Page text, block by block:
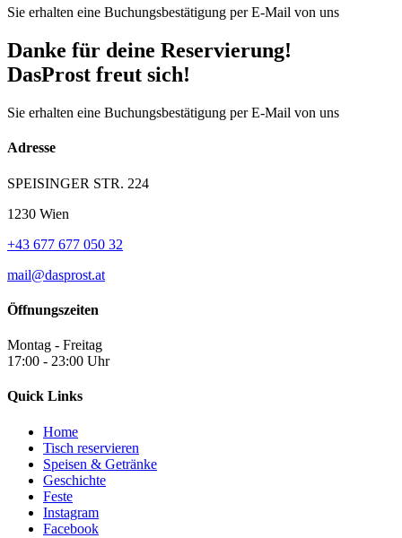
Sie erhalten eine Buchungsbestätigung per E-Mail von uns
Danke für deine Reservierung!
DasProst freut sich!
Sie erhalten eine Buchungsbestätigung per E-Mail von uns
Adresse
SPEISINGER STR. 224
1230 Wien
+43 677 677 050 32
mail@dasprost.at
Öffnungszeiten
Montag - Freitag
17:00 - 23:00 Uhr
Quick Links
Home
Tisch reservieren
Speisen & Getränke
Geschichte
Feste
Instagram
Facebook